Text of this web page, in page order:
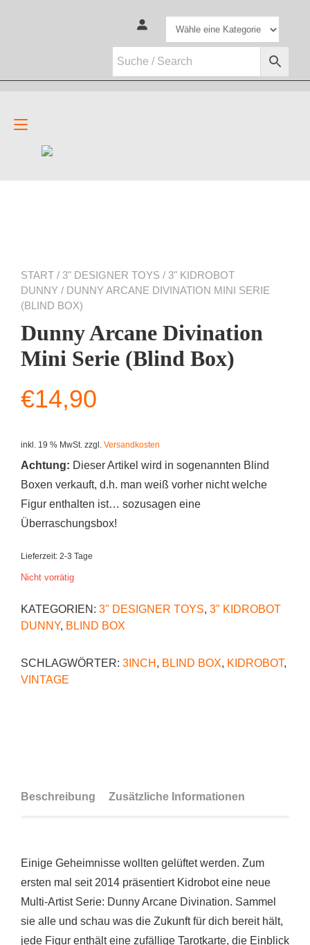
Navigation
umschalten
START / 3" DESIGNER TOYS / 3" KIDROBOT
DUNNY / DUNNY ARCANE DIVINATION MINI SERIE
(BLIND BOX)
Dunny Arcane Divination
Mini Serie (Blind Box)
€14,90
inkl. 19 % MwSt. zzgl. Versandkosten
Achtung: Dieser Artikel wird in sogenannten Blind
Boxen verkauft, d.h. man weiß vorher nicht welche
Figur enthalten ist… sozusagen eine
Überraschungsbox!
Lieferzeit: 2-3 Tage
Nicht vorrätig
KATEGORIEN: 3" DESIGNER TOYS, 3" KIDROBOT
DUNNY, BLIND BOX
SCHLAGWÖRTER: 3INCH , BLIND BOX, KIDROBOT,
VINTAGE
Beschreibung Zusätzliche Informationen
Einige Geheimnisse wollten gelüftet werden. Zum
ersten mal seit 2014 präsentiert Kidrobot eine neue
Multi-Artist Serie: Dunny Arcane Divination. Sammel
sie alle und schau was die Zukunft für dich bereit hält,
jede Figur enthält eine zufällige Tarotkarte, die Einblick